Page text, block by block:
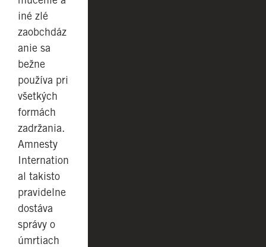
iné zlé
zaobchdáz
anie sa
bežne
používa pri
všetkých
formách
zadržania.
Amnesty
Internation
al takisto
pravidelne
dostáva
správy o
úmrtiach